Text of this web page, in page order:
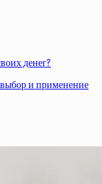
денег?
выбор и применение